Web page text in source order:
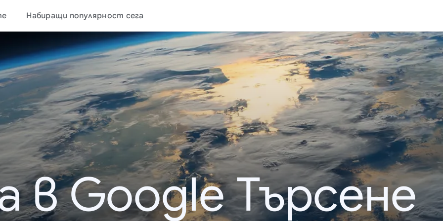
Набиращи популярност сега
в Google Търсене